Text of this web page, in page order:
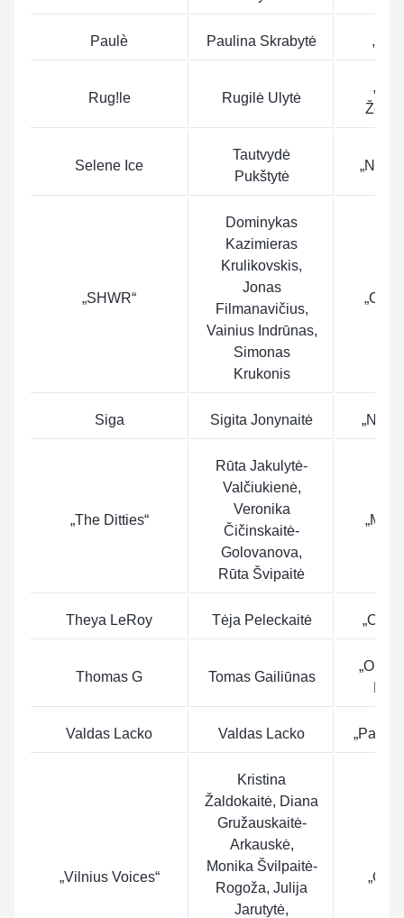
Paulè Paulina Skrabytė
Rug!le Rugilė Ulytė
Selene Ice
Tautvydė
Pukštytė
„SHWR“
Dominykas
Kazimieras
Krulikovskis,
Jonas
Filmanavičius,
Vainius Indrūnas,
Simonas
Krukonis
Siga Sigita Jonynaitė „Noriu
„The Ditties“
Rūta Jakulytė-
Valčiukienė,
Veronika
Čičinskaitė-
Golovanova,
Rūta Švipaitė
Theya LeRoy Tėja Peleckaitė
Thomas G Tomas Gailiūnas
„One
Valdas Lacko Valdas Lacko
„Vilnius Voices“
Kristina
Žaldokaitė, Diana
Gružauskaitė-
Arkauskė,
Monika Švilpaitė-
Rogoža, Julija
Jarutytė,